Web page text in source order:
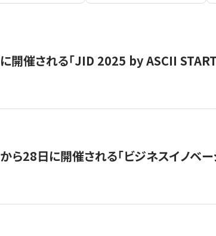
開催される「JID 2025 by ASCII
ら28日に開催される「ビジネスイノベ